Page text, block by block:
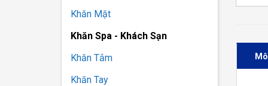
Khăn Mặt
Khăn Spa - Khách Sạn
Khăn Tắm
Khăn Tay